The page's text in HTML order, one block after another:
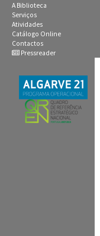
A Biblioteca
Serviços
Atividades
Catálogo Online
Contactos
Pressreader